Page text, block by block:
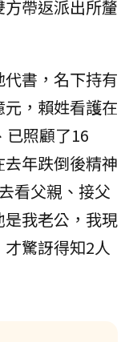
帶返派出所釐
書，名下持有
，賴姓看護在
已照顧了16
年跌倒後精神
看父親、接父
我老公，我現
驚訝得知2人